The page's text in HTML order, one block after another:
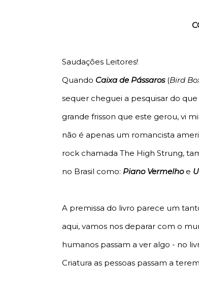
Saudações Leitores!
Quando Caixa de Pássaros (Bird
sequer cheguei a pesquisar do
grande frisson que este gerou, vi
não é apenas um romancista
rock chamada The High Strung,
no Brasil como: Piano Vermelhoe
A premissa do livro parece um
aqui, vamos nos deparar com o
humanos passam a ver algo - no
Criatura as pessoas passam a